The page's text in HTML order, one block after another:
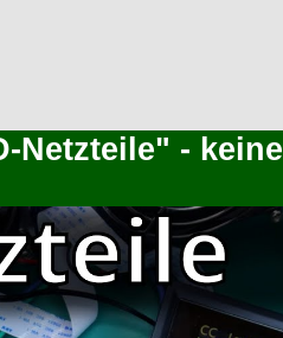
Netzteile" - keine